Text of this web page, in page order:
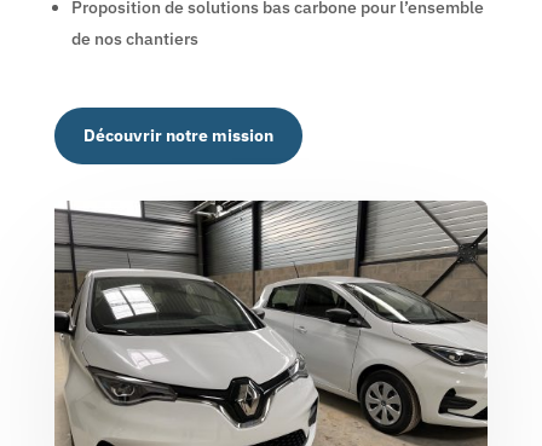
Proposition de solutions bas carbone pour l’ensemble
de nos chantiers
Découvrir notre mission